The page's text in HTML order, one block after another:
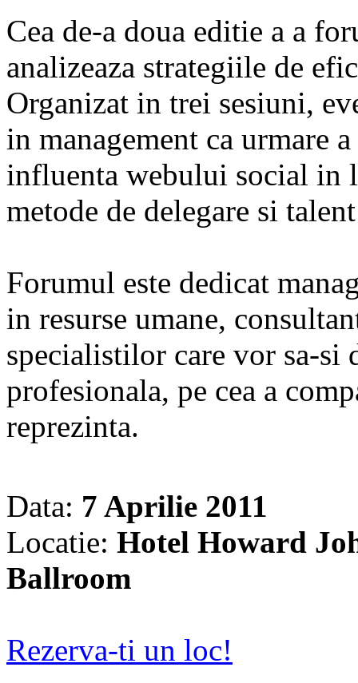
Cea de-a doua editie a a
analizeaza strategiile de
Organizat in trei sesiuni,
in management ca urmare
influenta webului social in
metode de delegare si
Forumul este dedicat
in resurse umane,
specialistilor care vor sa-si
profesionala, pe cea a
reprezinta.
Data: 7 Aprilie 2011
Locatie: Hotel Howard
Ballroom
Rezerva-ti un loc!